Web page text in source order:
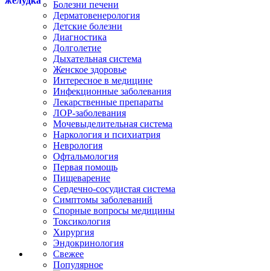
Болезни печени
Дерматовенерология
Детские болезни
Диагностика
Долголетие
Дыхательная система
Женское здоровье
Интересное в медицине
Инфекционные заболевания
Лекарственные препараты
ЛОР-заболевания
Мочевыделительная система
Наркология и психиатрия
Неврология
Офтальмология
Первая помощь
Пищеварение
Сердечно-сосудистая система
Симптомы заболеваний
Спорные вопросы медицины
Токсикология
Хирургия
Эндокринология
Свежее
Популярное